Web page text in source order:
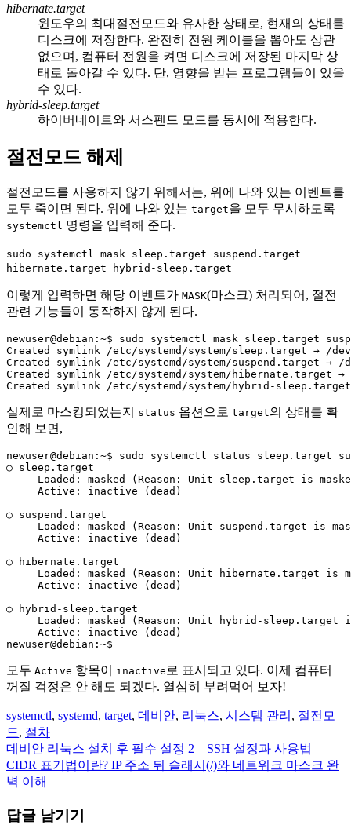
hibernate.target
윈도우의 최대절전모드와 유사한 상태로, 현재의 상태를
디스크에 저장한다. 완전히 전원 케이블을 뽑아도 상관
없으며, 컴퓨터 전원을 켜면 디스크에 저장된 마지막 상
태로 돌아갈 수 있다. 단, 영향을 받는 프로그램들이 있을
수 있다.
hybrid-sleep.target
하이버네이트와 서스펜드 모드를 동시에 적용한다.
절전모드 해제
절전모드를 사용하지 않기 위해서는, 위에 나와 있는 이벤트를
모두 죽이면 된다. 위에 나와 있는 target을 모두 무시하도록
systemctl 명령을 입력해 준다.
sudo systemctl mask sleep.target suspend.target
hibernate.target hybrid-sleep.target
이렇게 입력하면 해당 이벤트가 MASK(마스크) 처리되어, 절전
관련 기능들이 동작하지 않게 된다.
newuser@debian:~$ sudo systemctl mask sleep.target
Created symlink /etc/systemd/system/sleep.target → /
Created symlink /etc/systemd/system/suspend.target →
Created symlink /etc/systemd/system/hibernate.target
Created symlink /etc/systemd/system/hybrid-
실제로 마스킹되었는지 status 옵션으로 target의 상태를 확
인해 보면,
newuser@debian:~$ sudo systemctl status sleep.target
○ sleep.target
Loaded: masked (Reason: Unit sleep.target is
     Active: inactive (dead)
○ suspend.target
Loaded: masked (Reason: Unit suspend.target is
     Active: inactive (dead)
○ hibernate.target
Loaded: masked (Reason: Unit hibernate.target is
     Active: inactive (dead)
○ hybrid-sleep.target
Loaded: masked (Reason: Unit hybrid-sleep.target
     Active: inactive (dead)
newuser@debian:~$
모두 Active 항목이 inactive로 표시되고 있다. 이제 컴퓨터
꺼질 걱정은 안 해도 되겠다. 열심히 부려먹어 보자!
systemctl, systemd, target, 데비안, 리눅스, 시스템 관리 , 절전모
드, 절차
글
탐
색
데비안 리눅스 설치 후 필수 설정 2 – SSH 설정과 사용법
CIDR 표기법이란? IP 주소 뒤 슬래시(/)와 네트워크 마스크 완
벽 이해
답글 남기기